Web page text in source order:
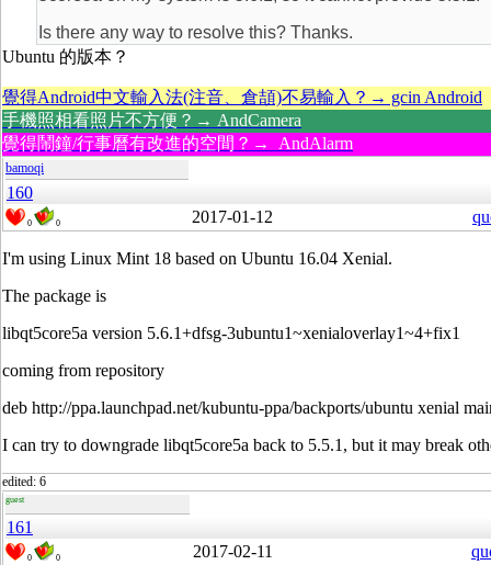
Is there any way to resolve this? Thanks.
Ubuntu 的版本？
覺得Android中文輸入法(注音、倉頡)不易輸入？→ gcin Android
手機照相看照片不方便？→ AndCamera
覺得鬧鐘/行事曆有改進的空間？→ AndAlarm
bamoqi
160
0 0 2017-01-12
I'm using Linux Mint 18 based on Ubuntu 16.04 Xenial.
The package is
libqt5core5a version 5.6.1+dfsg-3ubuntu1~xenialoverlay1~4+fix1
coming from repository
deb http://ppa.launchpad.net/kubuntu-ppa/backports/ubuntu xenial
I can try to downgrade libqt5core5a back to 5.5.1, but it may break
edited: 6
guest
161
0 0 2017-02-11